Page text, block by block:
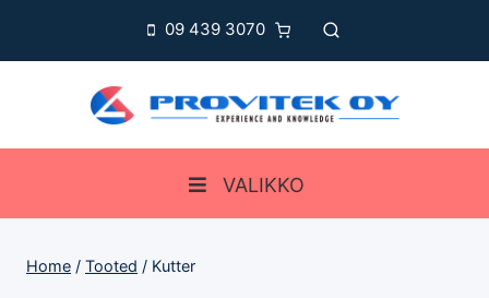
09 439 3070
VALIKKO
Home / Tooted / Kutter